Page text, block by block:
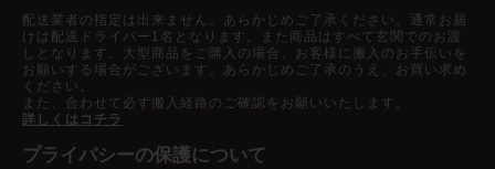
配送業者の指定は出来ません。あらかじめご了承ください。通常お届
けは配送ドライバー1名となります。また商品はすべて玄関でのお渡
しとなります。大型商品をご購入の場合、お客様に搬入のお手伝いを
お願いする場合がございます。あらかじめご了承のうえ、お買い求め
ください。
また、合わせて必ず搬入経路のご確認をお願いいたします。
詳しくはコチラ
プライバシーの保護について